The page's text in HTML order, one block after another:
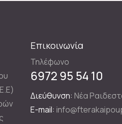
Επικοινωνία
Τηλέφωνο
6972 95 54 10
Διεύθυνση: Νέα
E-mail: